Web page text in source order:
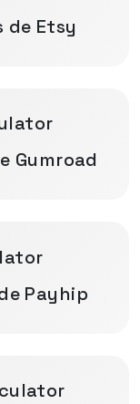
Etsy
Gumroad
Payhip